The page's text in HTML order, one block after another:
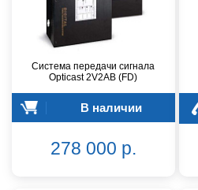
Система передачи сигнала
Opticast 2V2AB (FD)
В наличии
278 000 р.